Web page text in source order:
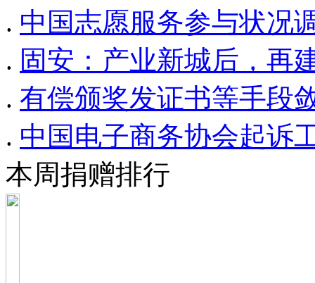
. 中国志愿服务参与状况
. 固安：产业新城后，再
. 有偿颁奖发证书等手段
. 中国电子商务协会起诉
本周捐赠排行